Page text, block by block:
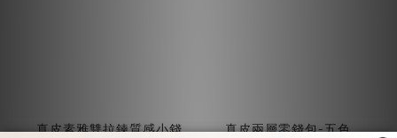
真皮素雅雙拉鍊質感小錢
真皮兩層零錢包-五色